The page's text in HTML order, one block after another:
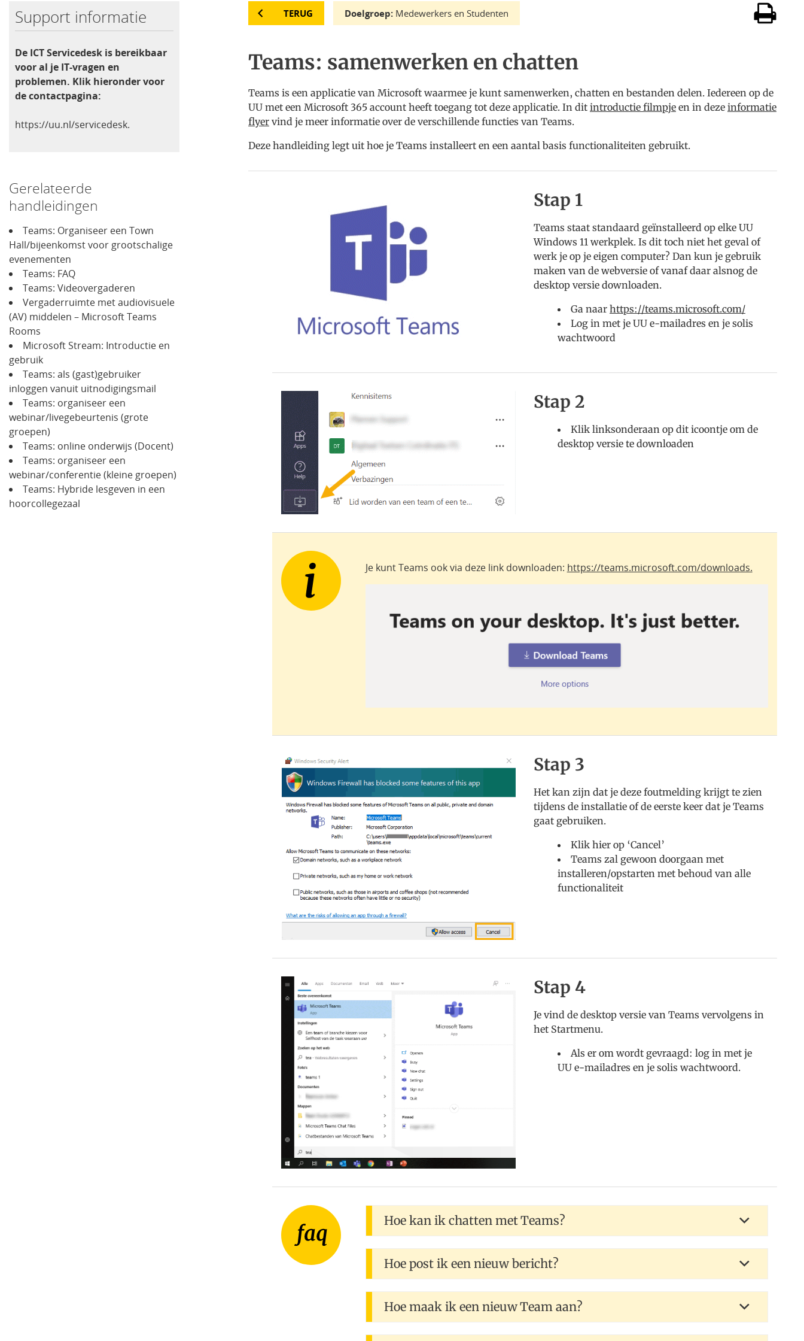
Support informatie
De ICT Servicedesk is bereikbaar
voor al je IT-vragen en
problemen. Klik hieronder voor
de contactpagina:
https://uu.nl/servicedesk.
Gerelateerde
handleidingen
Teams: Organiseer een Town
Hall/bijeenkomst voor grootschalige
evenementen
Teams: FAQ
Teams: Videovergaderen
Vergaderruimte met audiovisuele
(AV) middelen – Microsoft Teams
Rooms
Microsoft Stream: Introductie en
gebruik
Teams: als (gast)gebruiker
inloggen vanuit uitnodigingsmail
Teams: organiseer een
webinar/livegebeurtenis (grote
groepen)
Teams: online onderwijs (Docent)
Teams: organiseer een
webinar/conferentie (kleine groepen)
Teams: Hybride lesgeven in een
hoorcollegezaal
TERUG Doelgroep: Medewerkers en Studenten
Teams: samenwerken en chatten
Teams is een applicatie van Microsoft waarmee je kunt samenwerken, chatten en bestanden delen. Iedereen op de
UU met een Microsoft 365 account heeft toegang tot deze applicatie. In dit introductie filmpje en in deze informatie
flyer vind je meer informatie over de verschillende functies van Teams.
Deze handleiding legt uit hoe je Teams installeert en een aantal basis functionaliteiten gebruikt.
Stap 1
Teams staat standaard geïnstalleerd op elke UU
Windows 11 werkplek. Is dit toch niet het geval of
werk je op je eigen computer? Dan kun je gebruik
maken van de webversie of vanaf daar alsnog de
desktop versie downloaden.
Ga naar https://teams.microsoft.com/
Log in met je UU e-mailadres en je solis
wachtwoord
Stap 2
Klik linksonderaan op dit icoontje om de
desktop versie te downloaden
Je kunt Teams ook via deze link downloaden: https://teams.microsoft.com/downloads.
Stap 3
Het kan zijn dat je deze foutmelding krijgt te zien
tijdens de installatie of de eerste keer dat je Teams
gaat gebruiken.
Klik hier op ‘Cancel’
Teams zal gewoon doorgaan met
installeren/opstarten met behoud van alle
functionaliteit
Stap 4
Je vind de desktop versie van Teams vervolgens in
het Startmenu.
Als er om wordt gevraagd: log in met je
UU e-mailadres en je solis wachtwoord.
Hoe kan ik chatten met Teams?
Hoe post ik een nieuw bericht?
Hoe maak ik een nieuw Team aan?